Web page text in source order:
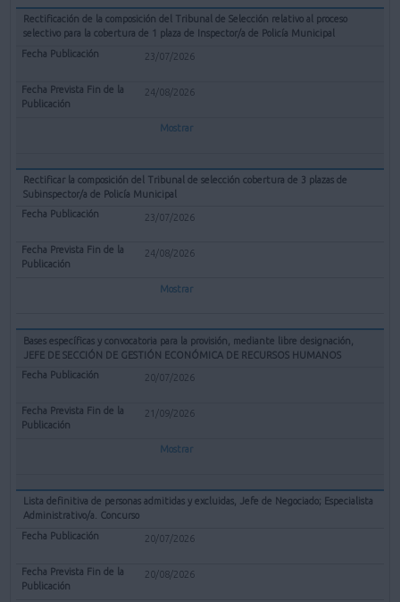
Rectificación de la composición del Tribunal de Selección relativo al proceso
selectivo para la cobertura de 1 plaza de Inspector/a de Policía Municipal
23/07/2026
24/08/2026
Mostrar
Rectificar la composición del Tribunal de selección cobertura de 3 plazas de
Subinspector/a de Policía Municipal
23/07/2026
24/08/2026
Mostrar
Bases específicas y convocatoria para la provisión, mediante libre designación,
JEFE DE SECCIÓN DE GESTIÓN ECONÓMICA DE RECURSOS HUMANOS
20/07/2026
21/09/2026
Mostrar
Lista definitiva de personas admitidas y excluidas, Jefe de Negociado; Especialista
Administrativo/a. Concurso
20/07/2026
20/08/2026